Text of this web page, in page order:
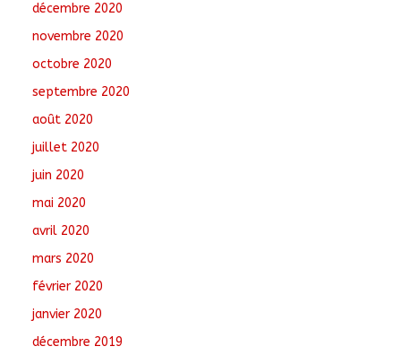
décembre 2020
novembre 2020
octobre 2020
septembre 2020
août 2020
juillet 2020
juin 2020
mai 2020
avril 2020
mars 2020
février 2020
janvier 2020
décembre 2019